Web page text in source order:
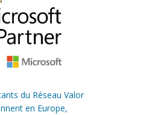
du Réseau Valor
en Europe,